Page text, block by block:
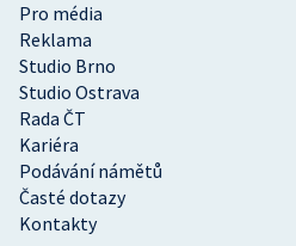
Pro média
Reklama
Studio Brno
Studio Ostrava
Rada ČT
Kariéra
Podávání námětů
Časté dotazy
Kontakty